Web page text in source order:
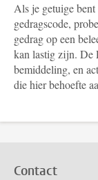
Als je getuige
gedragscode,
gedrag op een
kan lastig zijn. De
bemiddeling, en
die hier behoefte
Contact